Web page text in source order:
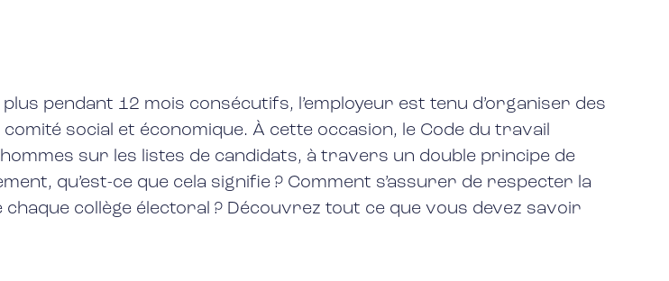
pendant 12 mois consécutifs, l’employeur est tenu d’organiser des
social et économique. À cette occasion, le Code du travail
sur les listes de candidats, à travers un double principe de
qu’est-ce que cela signifie ? Comment s’assurer de respecter la
collège électoral ? Découvrez tout ce que vous devez savoir